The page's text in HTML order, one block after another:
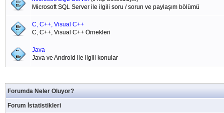
Microsoft SQL Server ile ilgili soru / sorun ve paylaşım bölümü
C, C++, Visual C++
C, C++, Visual C++ Örnekleri
Java
Java ve Android ile ilgili konular
Forumda Neler Oluyor?
Forum İstatistikleri